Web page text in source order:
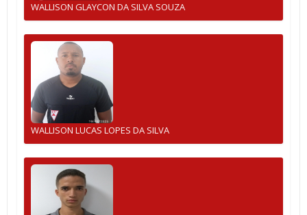
WALLISON GLAYCON DA SILVA SOUZA
WALLISON LUCAS LOPES DA SILVA